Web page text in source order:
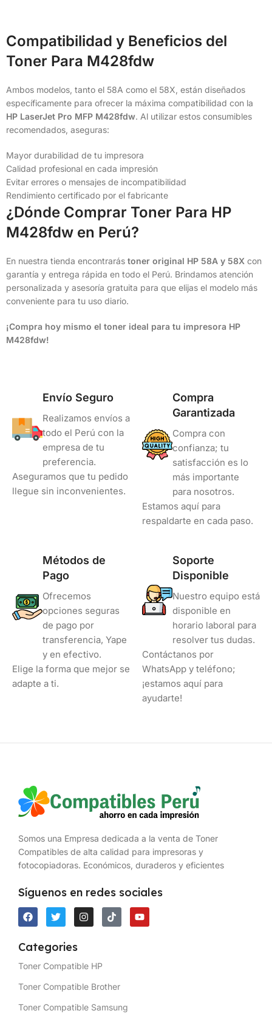
Compatibilidad y Beneficios del
Toner Para M428fdw
Ambos modelos, tanto el 58A como el 58X, están diseñados
específicamente para ofrecer la máxima compatibilidad con la
HP LaserJet Pro MFP M428fdw. Al utilizar estos consumibles
recomendados, aseguras:
Mayor durabilidad de tu impresora
Calidad profesional en cada impresión
Evitar errores o mensajes de incompatibilidad
Rendimiento certificado por el fabricante
¿Dónde Comprar Toner Para HP
M428fdw en Perú?
En nuestra tienda encontrarás toner original HP 58A y 58X con
garantía y entrega rápida en todo el Perú. Brindamos atención
personalizada y asesoría gratuita para que elijas el modelo más
conveniente para tu uso diario.
¡Compra hoy mismo el toner ideal para tu impresora HP
M428fdw!
Envío Seguro
Realizamos envíos a
todo el Perú con la
empresa de tu
preferencia.
Aseguramos que tu pedido
llegue sin inconvenientes.
Compra
Garantizada
Compra con
confianza; tu
satisfacción es lo
más importante
para nosotros.
Estamos aquí para
respaldarte en cada paso.
Métodos de
Pago
Ofrecemos
opciones seguras
de pago por
transferencia, Yape
y en efectivo.
Elige la forma que mejor se
adapte a ti.
Soporte
Disponible
Nuestro equipo está
disponible en
horario laboral para
resolver tus dudas.
Contáctanos por
WhatsApp y teléfono;
¡estamos aquí para
ayudarte!
Somos una Empresa dedicada a la venta de Toner
Compatibles de alta calidad para impresoras y
fotocopiadoras. Económicos, duraderos y eficientes
Síguenos en redes sociales
Categories
Toner Compatible HP
Toner Compatible Brother
Toner Compatible Samsung